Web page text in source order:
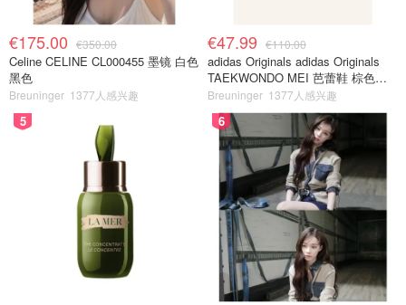
€175.00 €350.00
Celine CELINE CL000455 墨镜 白色
黑色
Breuninger 1377人感兴趣
€47.99 €110.00
adidas Originals adidas Originals
TAEKWONDO MEI 芭蕾鞋 棕色米
色
Breuninger 1377人感兴趣
5 6